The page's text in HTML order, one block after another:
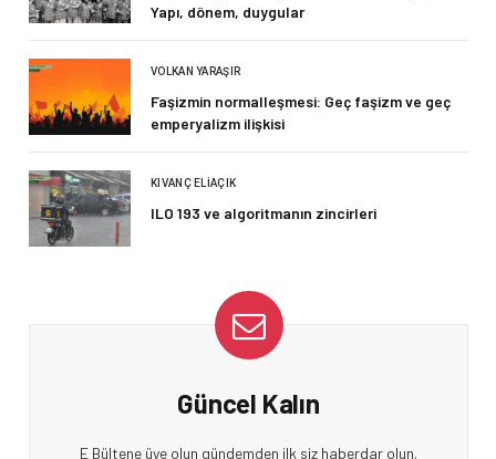
Yapı, dönem, duygular
VOLKAN YARAŞIR
Faşizmin normalleşmesi: Geç faşizm ve geç
emperyalizm ilişkisi
KIVANÇ ELIAÇIK
ILO 193 ve algoritmanın zincirleri
Güncel Kalın
E Bültene üye olun gündemden ilk siz haberdar olun.